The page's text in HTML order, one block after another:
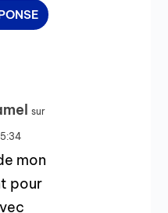
sur
mon
pour